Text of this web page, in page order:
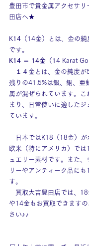
豊田市で貴金属アクセサリ
田店へ★
K14（14金）とは、金の純
です。
K14 ＝ 14金 （14 Karat
１４金とは、金の純度が
残りの41.5%は銀、銅、亜
属が混ぜられています。こ
まり、日常使いに適したジ
ています。
日本ではK18（18金）が
欧米（特にアメリカ）で
ュエリー素材です。また、
リーやアンティーク品にも
す。
買取大吉豊田店では、18
や14金もお買取できます
さい♪♪